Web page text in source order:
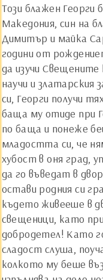
Този блажен Георги
Македония, син на
Димитър и майка
години от
да изучи Свещените
научи и
си, Георги получи
баща му отиде при
по баща и понеже
младостта си, че
хубост в оня град,
да го въведат в
остави родния си
където живееше в
свещеници, като
добродетел! Като
сладост слуша,
колкото му беше